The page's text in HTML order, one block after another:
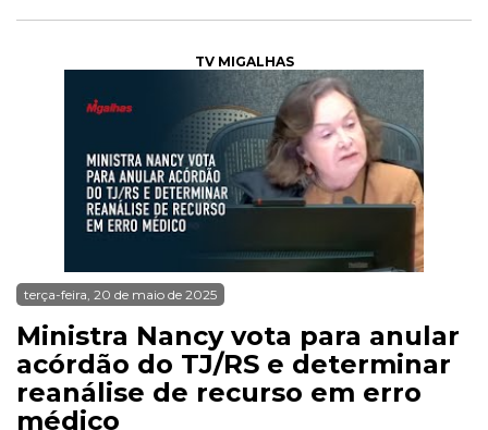
TV MIGALHAS
terça-feira, 20 de maio de 2025
Ministra Nancy vota para anular
acórdão do TJ/RS e determinar
reanálise de recurso em erro
médico